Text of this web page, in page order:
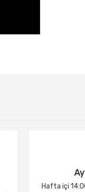
Hafta içi